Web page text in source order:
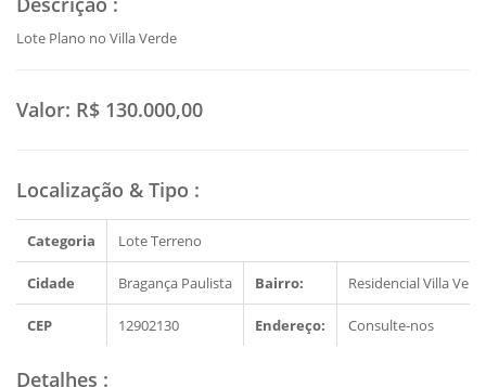
Lote Plano no Villa Verde
Valor: R$ 130.000,00
Localização & Tipo :
Categoria Lote Terreno
Cidade Bragança Paulista Bairro: Residencial Villa
CEP 12902130 Endereço: Consulte-nos
Detalhes :